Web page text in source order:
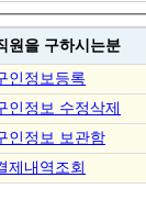
원을 구하시는분
인정보등록
인정보 수정삭제
인정보 보관함
제내역조회